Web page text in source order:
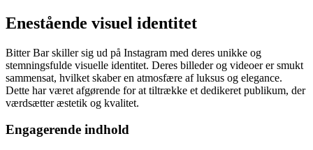
Enestående visuel identitet
Bitter Bar skiller sig ud på Instagram med deres unikke og
stemningsfulde visuelle identitet. Deres billeder og videoer er smukt
sammensat, hvilket skaber en atmosfære af luksus og elegance.
Dette har været afgørende for at tiltrække et dedikeret publikum, der
værdsætter æstetik og kvalitet.
Engagerende indhold